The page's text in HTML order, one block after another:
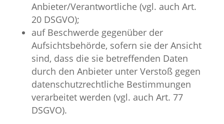
Anbieter/Verantwortliche (vgl. auch Art.
20 DSGVO);
auf Beschwerde gegenüber der
Aufsichtsbehörde, sofern sie der Ansicht
sind, dass die sie betreffenden Daten
durch den Anbieter unter Verstoß gegen
datenschutzrechtliche Bestimmungen
verarbeitet werden (vgl. auch Art. 77
DSGVO).